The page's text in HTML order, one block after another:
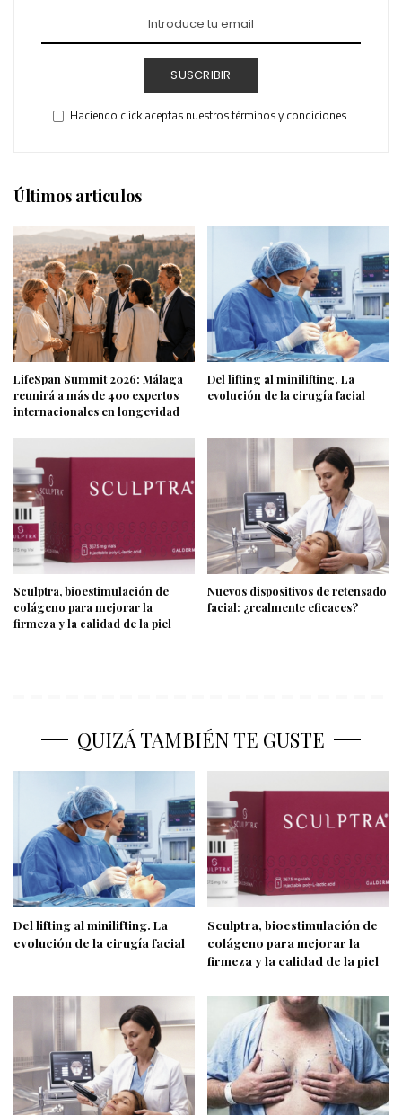
SUSCRIBIR
Haciendo click aceptas nuestros términos y condiciones.
Últimos articulos
LifeSpan Summit 2026: Málaga
reunirá a más de 400 expertos
internacionales en longevidad
Del lifting al minilifting. La
evolución de la cirugía facial
Sculptra, bioestimulación de
colágeno para mejorar la
firmeza y la calidad de la piel
Nuevos dispositivos de retensado
facial: ¿realmente eficaces?
QUIZÁ TAMBIÉN TE GUSTE
Del lifting al minilifting. La
evolución de la cirugía facial
Sculptra, bioestimulación de
colágeno para mejorar la
firmeza y la calidad de la piel